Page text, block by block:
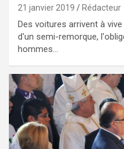
21 janvier 2019 Rédacteur
Des voitures arrivent à
d'un semi-remorque,
hommes…